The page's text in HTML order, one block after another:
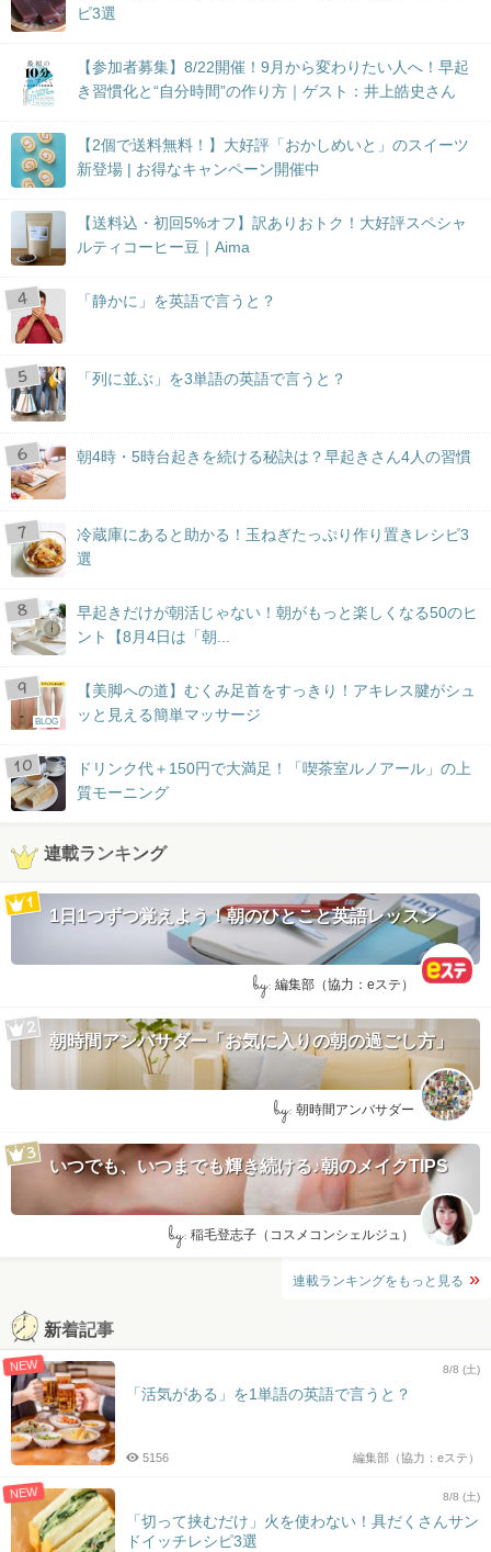
ピ3選
【参加者募集】8/22開催！9月から変わりたい人へ！早起
き習慣化と“自分時間”の作り方｜ゲスト：井上皓史さん
【2個で送料無料！】大好評「おかしめいと」のスイーツ
新登場 | お得なキャンペーン開催中
【送料込・初回5%オフ】訳ありおトク！大好評スペシャ
ルティコーヒー豆｜Aima
「静かに」を英語で言うと？
「列に並ぶ」を3単語の英語で言うと？
朝4時・5時台起きを続ける秘訣は？早起きさん4人の習慣
冷蔵庫にあると助かる！玉ねぎたっぷり作り置きレシピ3
選
早起きだけが朝活じゃない！朝がもっと楽しくなる50のヒ
ント【8月4日は「朝...
BLOG
【美脚への道】むくみ足首をすっきり！アキレス腱がシュ
ッと見える簡単マッサージ
ドリンク代＋150円で大満足！「喫茶室ルノアール」の上
質モーニング
連載ランキング
1日1つずつ覚えよう！朝のひとこと英語レッスン
by: 編集部（協力：eステ）
朝時間アンバサダー「お気に入りの朝の過ごし方」
by: 朝時間アンバサダー
いつでも、いつまでも輝き続ける♪朝のメイクTIPS
by: 稲毛登志子（コスメコンシェルジュ）
連載ランキングをもっと見る
新着記事
NEW 8/8 (土)
「活気がある」を1単語の英語で言うと？
編集部（協力：eステ）
5156
NEW 8/8 (土)
「切って挟むだけ」火を使わない！具だくさんサン
ドイッチレシピ3選